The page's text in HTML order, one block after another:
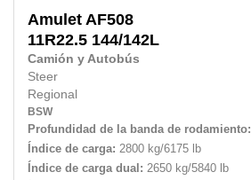
Amulet AF508
11R22.5 144/142L
Camión y Autobús
Steer
Regional
BSW
Profundidad de la banda de rodamiento:
Índice de carga: 2800 kg/6175 lb
Índice de carga dual: 2650 kg/5840 lb